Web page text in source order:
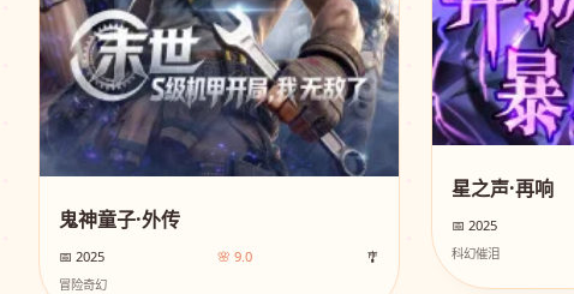
鬼神童子·外传
📅 2025 🌸 9.0 🎐
冒险奇幻
星之声·再响
📅 2025
科幻催泪